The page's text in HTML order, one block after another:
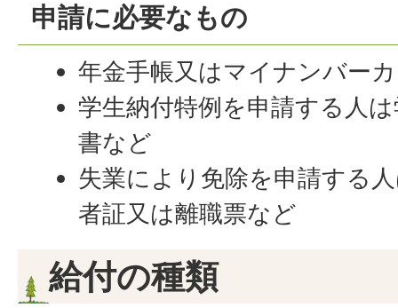
申請に必要なもの
年金手帳又はマイナンバー
学生納付特例を申請する人
書など
失業により免除を申請する
者証又は離職票など
給付の種類